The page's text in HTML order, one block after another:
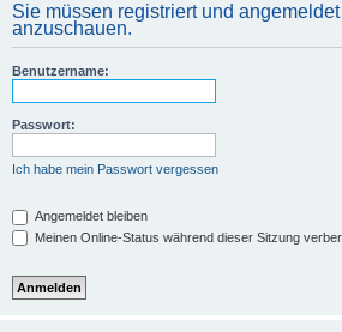
Sie müssen registriert und
anzuschauen.
Benutzername:
Passwort:
Ich habe mein Passwort vergessen
Angemeldet bleiben
Meinen Online-Status während dieser Sitzung